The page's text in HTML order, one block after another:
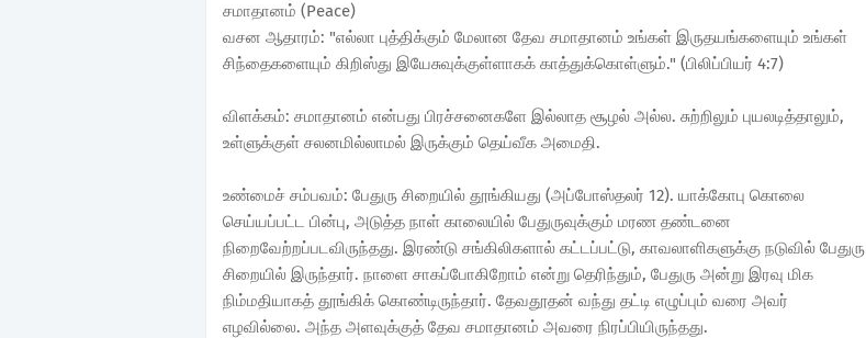
சமாதானம் (Peace)
வசன ஆதாரம்: "எல்லா புத்திக்கும் மேலான தேவ சமாதானம் உங்கள் இருதயங்களையும் உங்கள்
சிந்தைகளையும் கிறிஸ்து இயேசுவுக்குள்ளாகக் காத்துக்கொள்ளும்." (பிலிப்பியர் 4:7)
விளக்கம்: சமாதானம் என்பது பிரச்சனைகளே இல்லாத சூழல் அல்ல. சுற்றிலும் புயலடித்தாலும்,
உள்ளுக்குள் சலனமில்லாமல் இருக்கும் தெய்வீக அமைதி.
உண்மைச் சம்பவம்: பேதுரு சிறையில் தூங்கியது (அப்போஸ்தலர் 12). யாக்கோபு கொலை
செய்யப்பட்ட பின்பு, அடுத்த நாள் காலையில் பேதுருவுக்கும் மரண தண்டனை
நிறைவேற்றப்படவிருந்தது. இரண்டு சங்கிலிகளால் கட்டப்பட்டு, காவலாளிகளுக்கு நடுவில் பேதுரு
சிறையில் இருந்தார். நாளை சாகப்போகிறோம் என்று தெரிந்தும், பேதுரு அன்று இரவு மிக
நிம்மதியாகத் தூங்கிக் கொண்டிருந்தார். தேவதூதன் வந்து தட்டி எழுப்பும் வரை அவர்
எழவில்லை. அந்த அளவுக்குத் தேவ சமாதானம் அவரை நிரப்பியிருந்தது.